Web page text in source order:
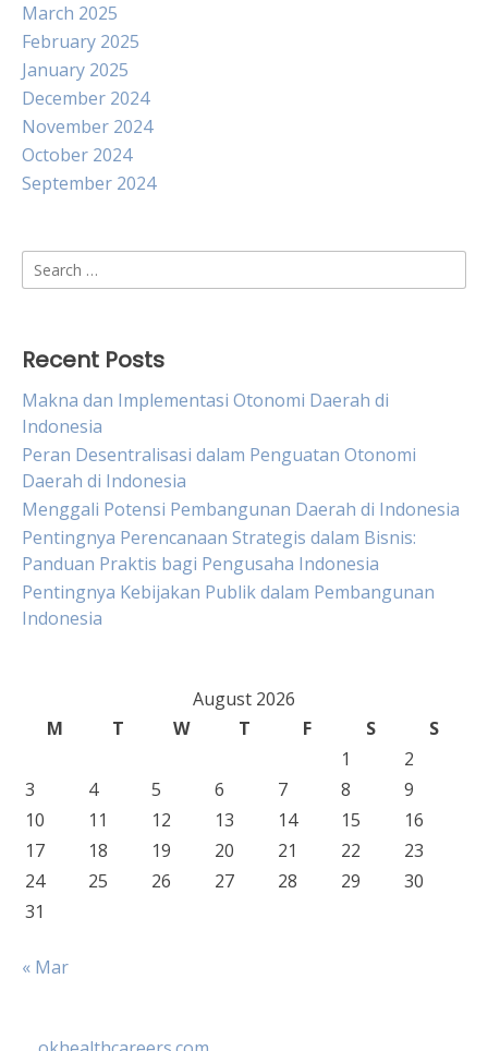
March 2025
February 2025
January 2025
December 2024
November 2024
October 2024
September 2024
Search
for:
Recent Posts
Makna dan Implementasi Otonomi Daerah di
Indonesia
Peran Desentralisasi dalam Penguatan Otonomi
Daerah di Indonesia
Menggali Potensi Pembangunan Daerah di Indonesia
Pentingnya Perencanaan Strategis dalam Bisnis:
Panduan Praktis bagi Pengusaha Indonesia
Pentingnya Kebijakan Publik dalam Pembangunan
Indonesia
August 2026
M
T W T F S
S
1
2
3
4 5 6 7 8
9
10
11 12 13 14 15
16
17
18 19 20 21 22
23
24
25 26 27 28 29
30
31
« Mar